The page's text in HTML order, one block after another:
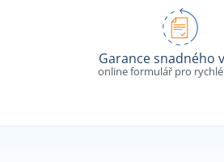
Garance snadného
online formulář pro